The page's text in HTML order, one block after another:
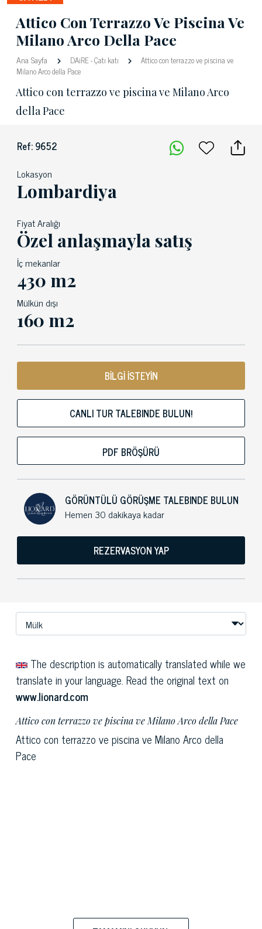
Attico Con Terrazzo Ve Piscina Ve
Milano Arco Della Pace
Ana Sayfa DAiRE-Çatı katı
Attico con terrazzo ve piscina ve
Milano Arco della Pace
Attico con terrazzo ve piscina ve Milano Arco
della Pace
Ref: 9652
Lokasyon
Lombardiya
Fiyat Aralığı
Özel anlaşmayla satış
İç mekanlar
430 m2
Mülkün dışı
160 m2
BİLGİ İSTEYİN
CANLI TUR TALEBINDE BULUN!
PDF BRÖŞÜRÜ
GÖRÜNTÜLÜ GÖRÜŞME TALEBINDE BULUN
Hemen 30 dakikaya kadar
REZERVASYON YAP
The description is automatically translated while we
translate in your language. Read the original text on
www.lionard.com
Attico con terrazzo ve piscina ve Milano Arco della Pace
Attico con terrazzo ve piscina ve Milano Arco della
Pace